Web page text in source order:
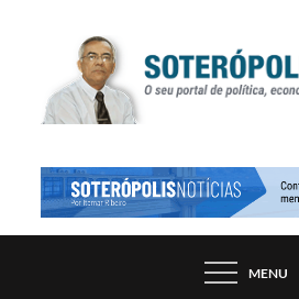
SOTERÓPOLIS
PORTAL DE NOTÍCIAS
MENU